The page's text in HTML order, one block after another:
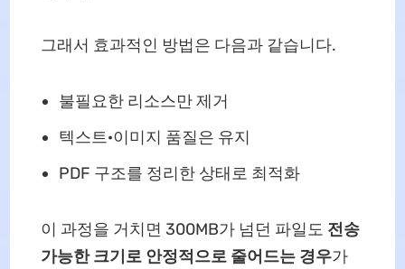
그래서 효과적인 방법은 다음과 같습니다.
불필요한 리소스만 제거
텍스트·이미지 품질은 유지
PDF 구조를 정리한 상태로 최적화
이 과정을 거치면 300MB가 넘던 파일도 전송
가능한 크기로 안정적으로 줄어드는 경우가